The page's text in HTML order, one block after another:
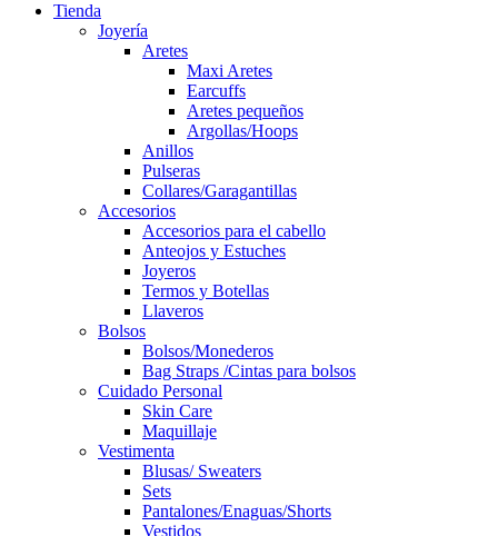
Tienda
Joyería
Aretes
Maxi Aretes
Earcuffs
Aretes pequeños
Argollas/Hoops
Anillos
Pulseras
Collares/Garagantillas
Accesorios
Accesorios para el cabello
Anteojos y Estuches
Joyeros
Termos y Botellas
Llaveros
Bolsos
Bolsos/Monederos
Bag Straps /Cintas para bolsos
Cuidado Personal
Skin Care
Maquillaje
Vestimenta
Blusas/ Sweaters
Sets
Pantalones/Enaguas/Shorts
Vestidos